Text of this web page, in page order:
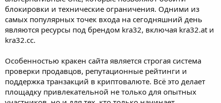
блокировки и технические ограничения. Одними из
самых популярных точек входа на сегодняшний день
являются ресурсы под брендом kra32, включая kra32.at и
kra32.cc.
Особенностью кракен сайта является строгая система
проверки продавцов, репутационные рейтинги и
поддержка транзакций в криптовалюте. Всё это делает
площадку привлекательной не только для опытных